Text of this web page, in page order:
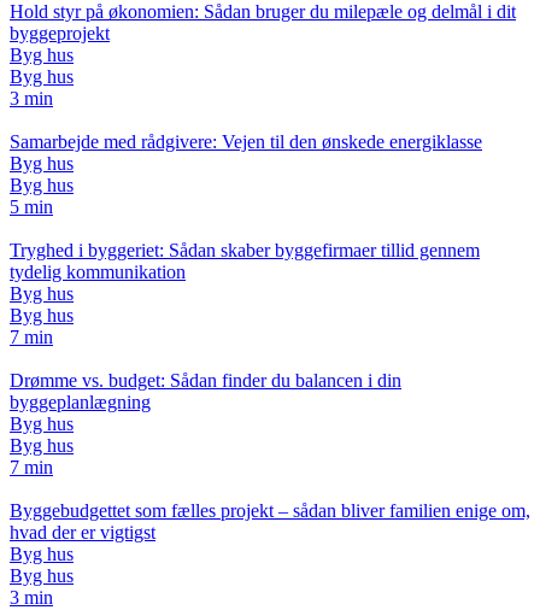
Hold styr på økonomien: Sådan bruger du milepæle og delmål i dit
byggeprojekt
Byg hus
Byg hus
3 min
Samarbejde med rådgivere: Vejen til den ønskede energiklasse
Byg hus
Byg hus
5 min
Tryghed i byggeriet: Sådan skaber byggefirmaer tillid gennem
tydelig kommunikation
Byg hus
Byg hus
7 min
Drømme vs. budget: Sådan finder du balancen i din
byggeplanlægning
Byg hus
Byg hus
7 min
Byggebudgettet som fælles projekt – sådan bliver familien enige om,
hvad der er vigtigst
Byg hus
Byg hus
3 min